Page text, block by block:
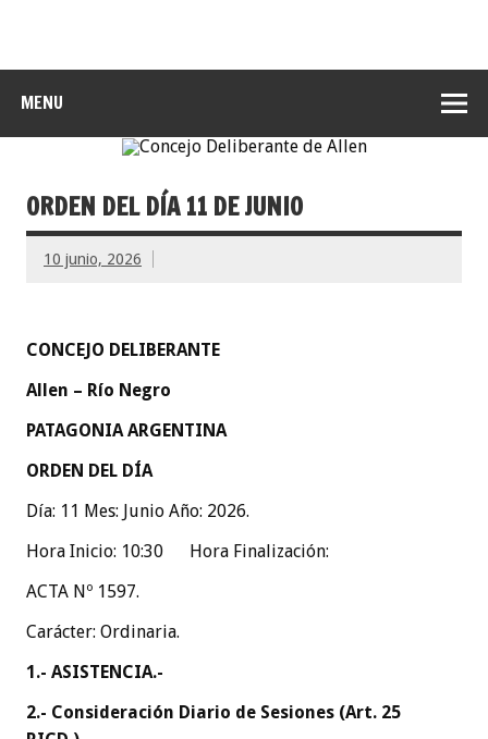
MENU
ORDEN DEL DÍA 11 DE JUNIO
10 junio, 2026
CONCEJO DELIBERANTE
Allen – Río Negro
PATAGONIA ARGENTINA
ORDEN DEL DÍA
Día: 11 Mes: Junio Año: 2026.
Hora Inicio: 10:30 Hora Finalización:
ACTA Nº 1597.
Carácter: Ordinaria.
1.- ASISTENCIA.-
2.- Consideración Diario de Sesiones (Art. 25